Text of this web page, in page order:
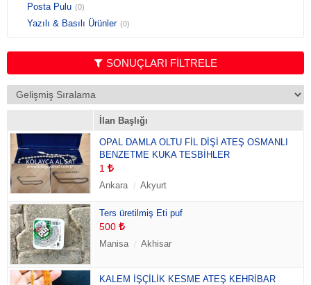
Posta Pulu (0)
Yazılı & Basılı Ürünler (0)
SONUÇLARI FİLTRELE
İlan Başlığı
OPAL DAMLA OLTU FİL DİŞİ ATEŞ OSMANLI
BENZETME KUKA TESBİHLER
1
Ankara Akyurt
Ters üretilmiş Eti puf
500
Manisa Akhisar
KALEM İŞÇİLİK KESME ATEŞ KEHRİBAR